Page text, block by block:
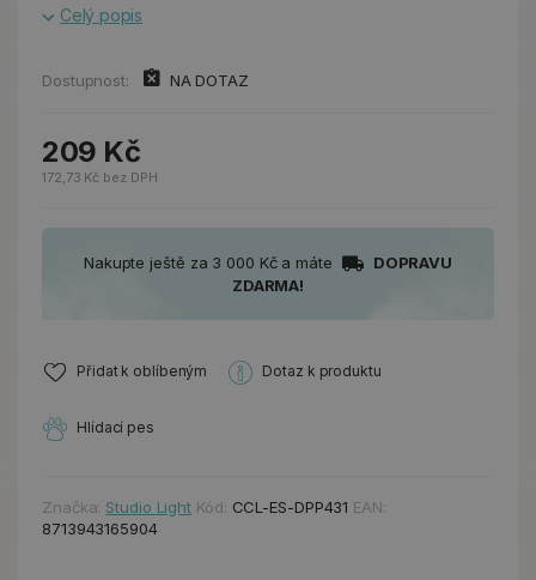
Celý popis
Dostupnost: NA DOTAZ
209 Kč
172,73 Kč bez DPH
Nakupte ještě za 3 000 Kč a máte
DOPRAVU
ZDARMA!
Přidat k oblíbeným Dotaz k produktu
Hlídací pes
Značka: Studio Light Kód: CCL-ES-DPP431 EAN:
8713943165904